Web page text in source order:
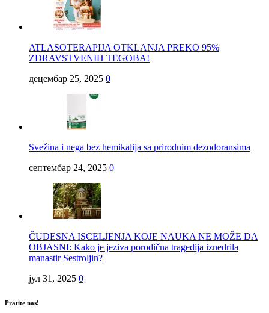
ATLASOTERAPIJA OTKLANJA PREKO 95%
ZDRAVSTVENIH TEGOBA!
децембар 25, 2025 0
Svežina i nega bez hemikalija sa prirodnim dezodoransima
септембар 24, 2025 0
ČUDESNA ISCELJENJA KOJE NAUKA NE MOŽE DA
OBJASNI: Kako je jeziva porodična tragedija iznedrila
manastir Sestroljin?
јул 31, 2025 0
Pratite nas!